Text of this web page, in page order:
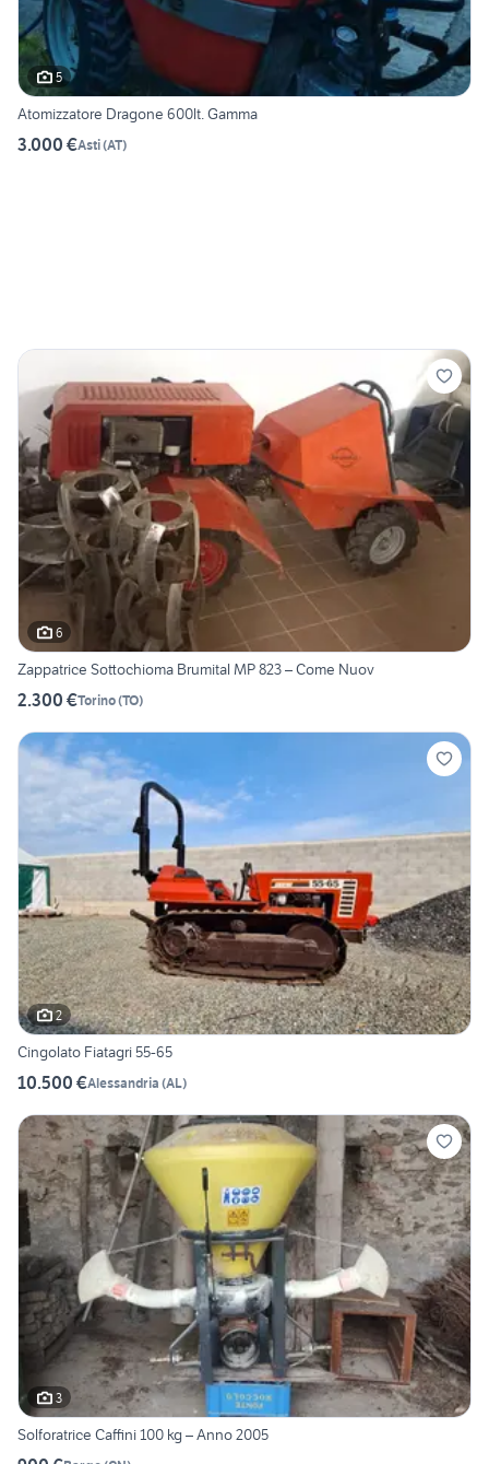
5
Atomizzatore Dragone 600lt. Gamma
3.000 €Asti(AT)
6
Zappatrice Sottochioma Brumital MP 823 – Come Nuov
2.300 €Torino(TO)
2
Cingolato Fiatagri 55-65
10.500 €Alessandria (AL)
3
Solforatrice Caffini 100 kg – Anno 2005